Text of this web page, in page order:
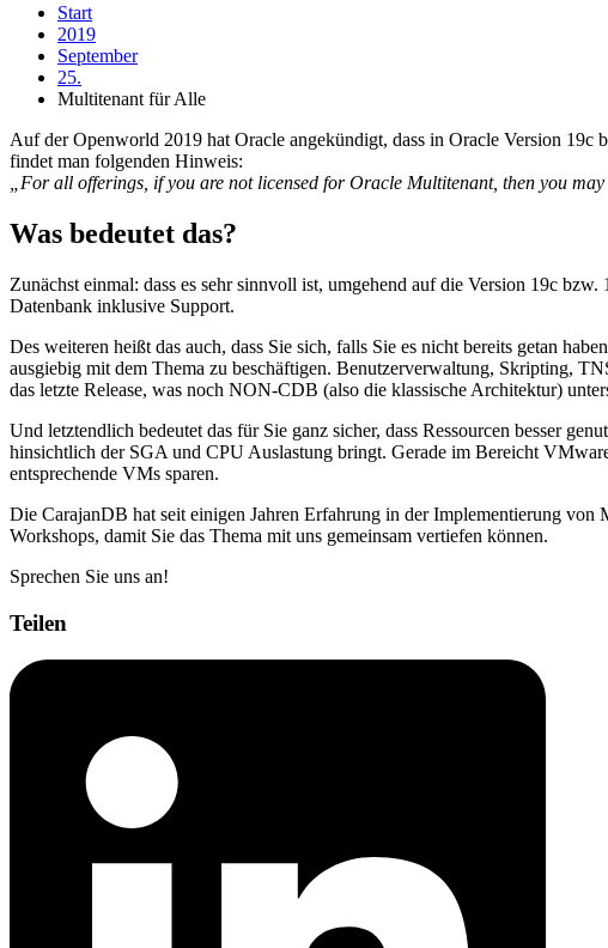
Start
2019
September
25.
Multitenant für Alle
Auf der Openworld 2019 hat Oracle angekündigt, dass in Oracle Version 19c
findet man folgenden Hinweis:
„For all offerings, if you are not licensed for Oracle Multitenant, then you
Was bedeutet das?
Zunächst einmal: dass es sehr sinnvoll ist, umgehend auf die Version 19c
Datenbank inklusive Support.
Des weiteren heißt das auch, dass Sie sich, falls Sie es nicht bereits getan
ausgiebig mit dem Thema zu beschäftigen. Benutzerverwaltung, Skripting,
das letzte Release, was noch NON-CDB (also die klassische Architektur)
Und letztendlich bedeutet das für Sie ganz sicher, dass Ressourcen besser
hinsichtlich der SGA und CPU Auslastung bringt. Gerade im Bereicht
entsprechende VMs sparen.
Die CarajanDB hat seit einigen Jahren Erfahrung in der Implementierung
Workshops, damit Sie das Thema mit uns gemeinsam vertiefen können.
Sprechen Sie uns an!
Teilen